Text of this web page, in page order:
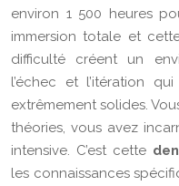
environ 1 500 heures
immersion totale et
difficulté créent un
l’échec et l’itération
extrêmement solides.
théories, vous avez
intensive. C’est cette
les connaissances